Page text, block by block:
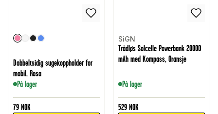
Dobbeltsidig sugekoppholder for
mobil, Rosa
På lager
79 NOK
SiGN
Trådløs Solcelle Powerbank 20000
mAh med Kompass, Oransje
På lager
529 NOK